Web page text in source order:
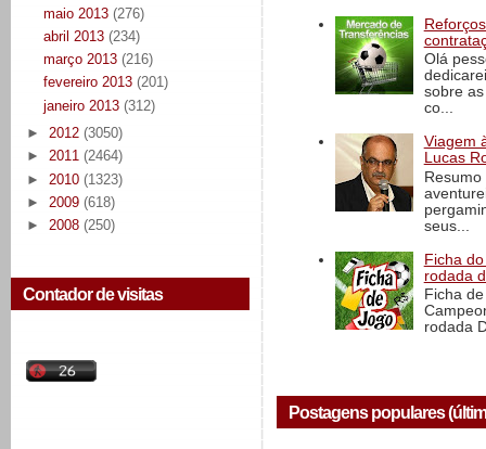
maio 2013 (276)
abril 2013 (234)
março 2013 (216)
fevereiro 2013 (201)
janeiro 2013 (312)
► 2012 (3050)
► 2011 (2464)
► 2010 (1323)
► 2009 (618)
► 2008 (250)
Contador de visitas
Olá
sobre
co...
Viagem
Lucas
Resumo
seus...
Ficha
rodada
Ficha
rodada
Postagens populares